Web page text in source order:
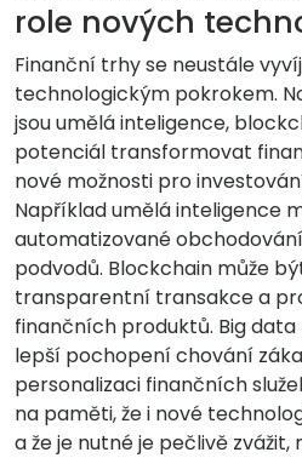
role nových
Finanční trhy se neustále
technologickým pokrokem.
jsou umělá inteligence,
potenciál transformovat
nové možnosti pro
Například umělá inteligence
automatizované
podvodů. Blockchain může
transparentní transakce a
finančních produktů. Big
lepší pochopení chování
personalizaci finančních
na paměti, že i nové
a že je nutné je pečlivě zvážit,